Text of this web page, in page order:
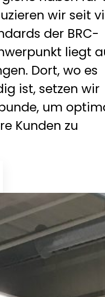
wir seit
der BRC-
liegt
Dort, wo es
ist, setzen wir
um
Kunden zu